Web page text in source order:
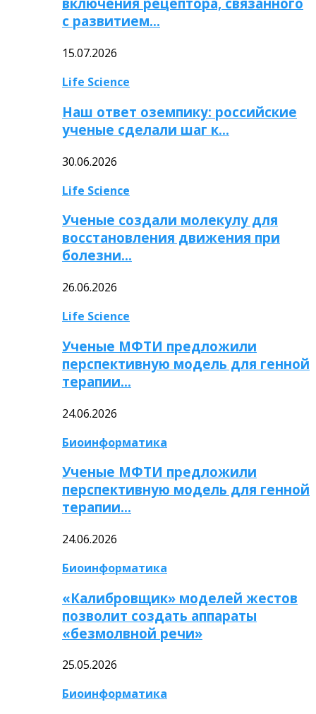
с развитием…
15.07.2026
Life Science
Наш ответ оземпику: российские
ученые сделали шаг к…
30.06.2026
Life Science
Ученые создали молекулу для
восстановления движения при
болезни…
26.06.2026
Life Science
Ученые МФТИ предложили
перспективную модель для генной
терапии…
24.06.2026
Биоинформатика
Ученые МФТИ предложили
перспективную модель для генной
терапии…
24.06.2026
Биоинформатика
«Калибровщик» моделей жестов
позволит создать аппараты
«безмолвной речи»
25.05.2026
Биоинформатика